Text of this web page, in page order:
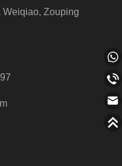
Weiqiao, Zouping